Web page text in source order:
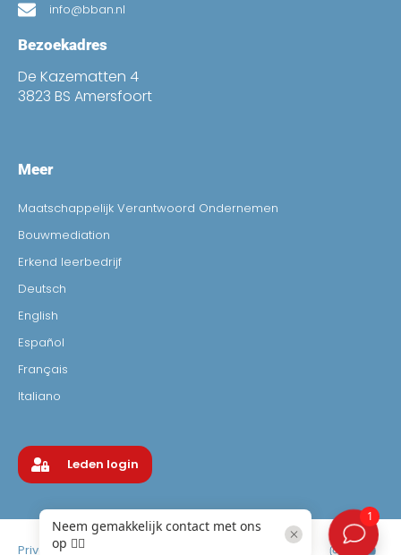
info@bban.nl
Bezoekadres
De Kazematten 4
3823 BS Amersfoort
Meer
Maatschappelijk Verantwoord Ondernemen
Bouwmediation
Erkend leerbedrijf
Deutsch
English
Español
Français
Italiano
Leden login
Privacyverklaring